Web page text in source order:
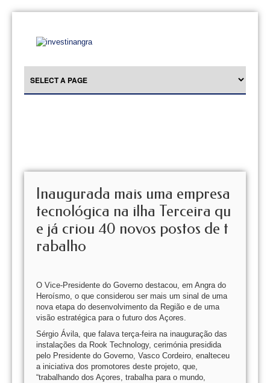
Inaugurada mais uma empresa
tecnológica na ilha Terceira qu
e já criou 40 novos postos de t
rabalho
O Vice-Presidente do Governo destacou, em Angra do
Heroísmo, o que considerou ser mais um sinal de uma
nova etapa do desenvolvimento da Região e de uma
visão estratégica para o futuro dos Açores.
Sérgio Ávila, que falava terça-feira na inauguração das
instalações da Rook Technology, cerimónia presidida
pelo Presidente do Governo, Vasco Cordeiro, enalteceu
a iniciativa dos promotores deste projeto, que,
“trabalhando dos Açores, trabalha para o mundo,